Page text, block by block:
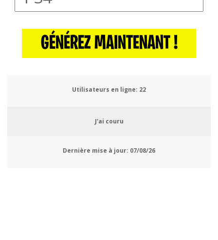
GÉNÉREZ MAINTENANT !
Utilisateurs en ligne: 24
J'ai couru
Dernière mise à jour: 07/08/26